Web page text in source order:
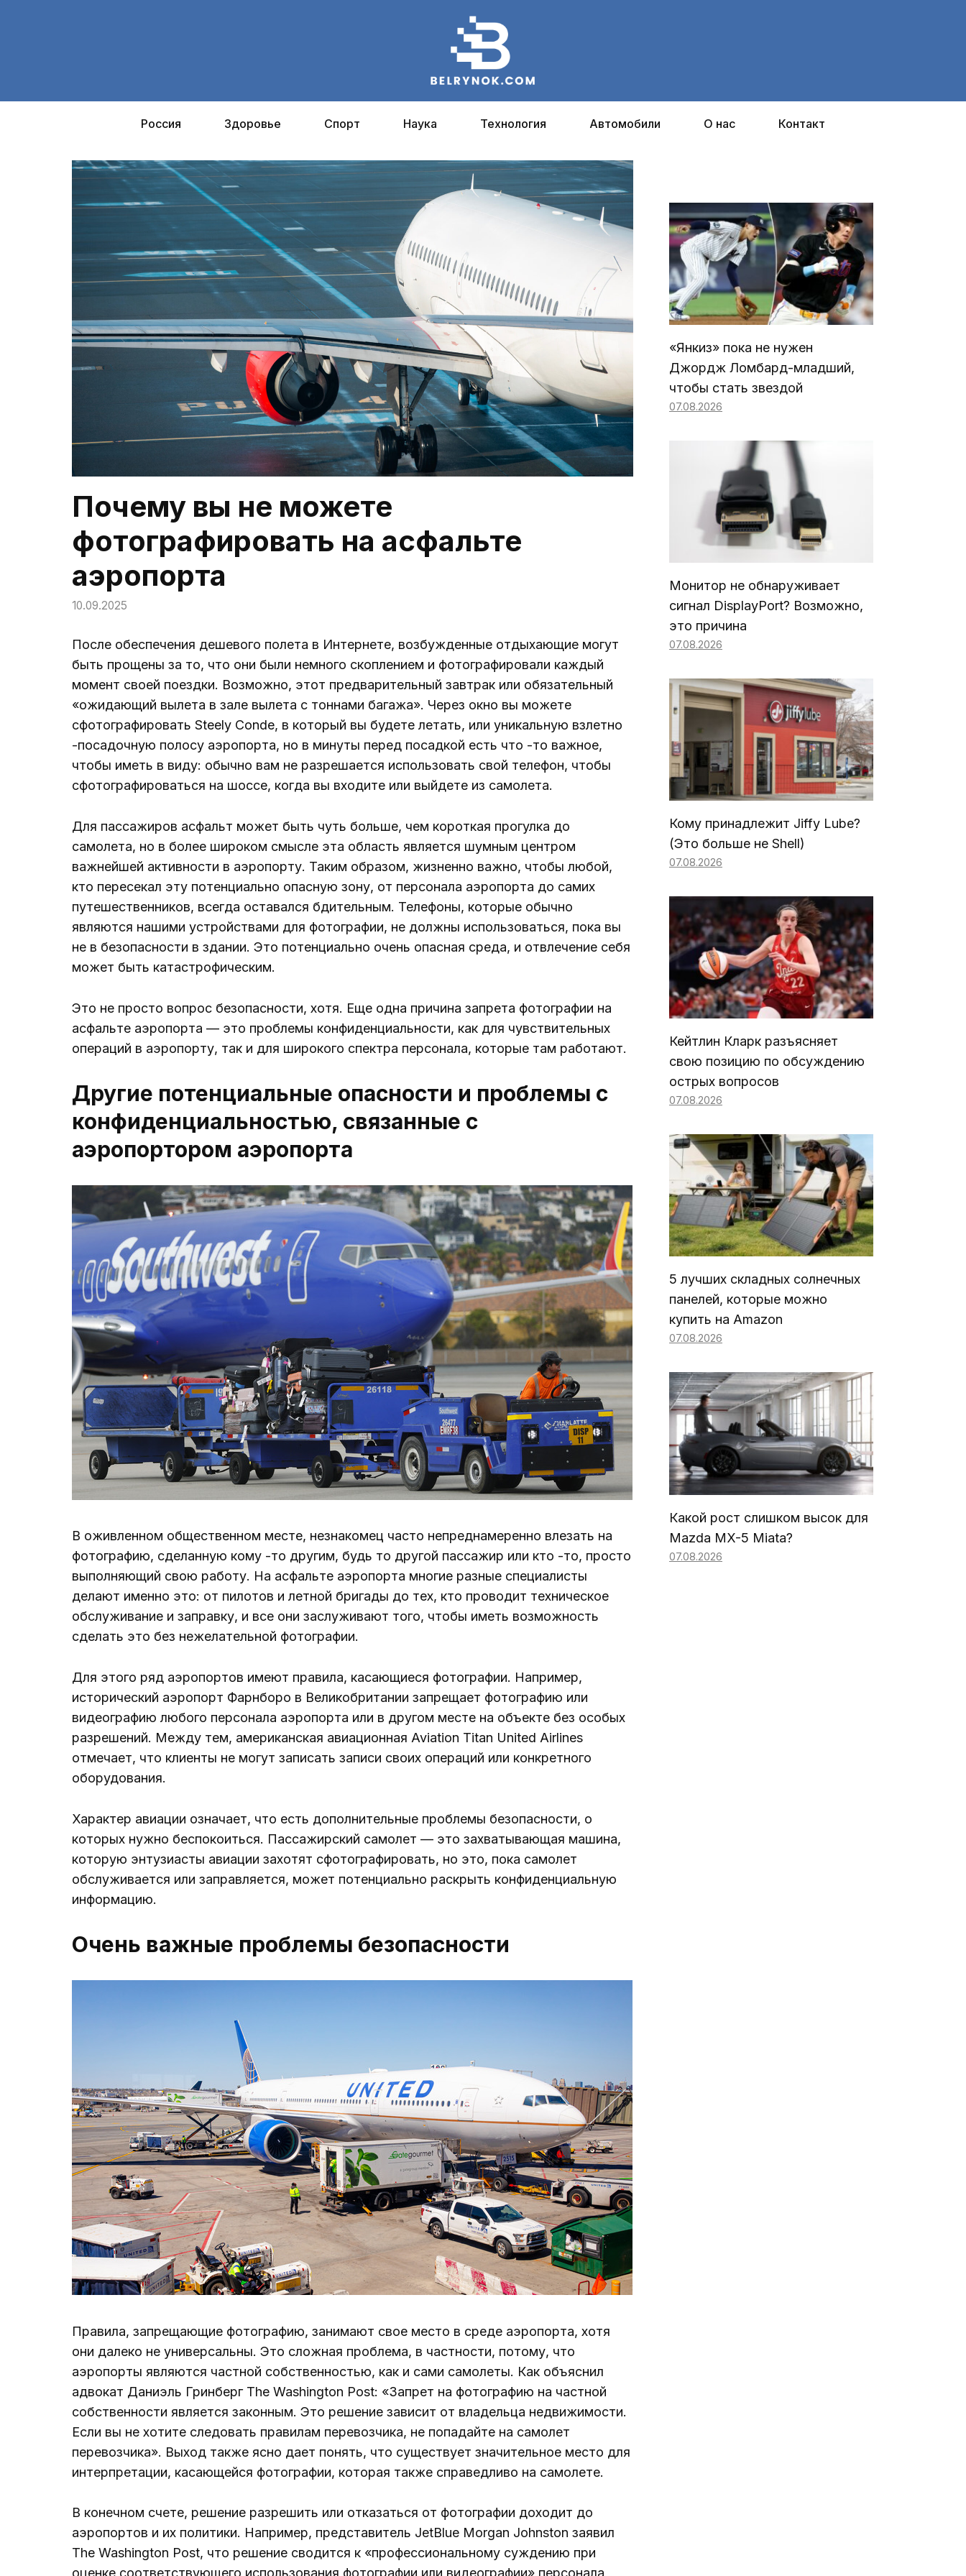
Россия Здоровье Спорт Наука Технология Автомобили О нас Контакт
Почему вы не можете
фотографировать на асфальте
аэропорта
10.09.2025
После обеспечения дешевого полета в Интернете, возбужденные отдыхающие могут
быть прощены за то, что они были немного скоплением и фотографировали каждый
момент своей поездки. Возможно, этот предварительный завтрак или обязательный
«ожидающий вылета в зале вылета с тоннами багажа». Через окно вы можете
сфотографировать Steely Conde, в который вы будете летать, или уникальную взлетно
-посадочную полосу аэропорта, но в минуты перед посадкой есть что -то важное,
чтобы иметь в виду: обычно вам не разрешается использовать свой телефон, чтобы
сфотографироваться на шоссе, когда вы входите или выйдете из самолета.
Для пассажиров асфальт может быть чуть больше, чем короткая прогулка до
самолета, но в более широком смысле эта область является шумным центром
важнейшей активности в аэропорту. Таким образом, жизненно важно, чтобы любой,
кто пересекал эту потенциально опасную зону, от персонала аэропорта до самих
путешественников, всегда оставался бдительным. Телефоны, которые обычно
являются нашими устройствами для фотографии, не должны использоваться, пока вы
не в безопасности в здании. Это потенциально очень опасная среда, и отвлечение себя
может быть катастрофическим.
Это не просто вопрос безопасности, хотя. Еще одна причина запрета фотографии на
асфальте аэропорта — это проблемы конфиденциальности, как для чувствительных
операций в аэропорту, так и для широкого спектра персонала, которые там работают.
Другие потенциальные опасности и проблемы с
конфиденциальностью, связанные с
аэропортором аэропорта
В оживленном общественном месте, незнакомец часто непреднамеренно влезать на
фотографию, сделанную кому -то другим, будь то другой пассажир или кто -то, просто
выполняющий свою работу. На асфальте аэропорта многие разные специалисты
делают именно это: от пилотов и летной бригады до тех, кто проводит техническое
обслуживание и заправку, и все они заслуживают того, чтобы иметь возможность
сделать это без нежелательной фотографии.
Для этого ряд аэропортов имеют правила, касающиеся фотографии. Например,
исторический аэропорт Фарнборо в Великобритании запрещает фотографию или
видеографию любого персонала аэропорта или в другом месте на объекте без особых
разрешений. Между тем, американская авиационная Aviation Titan United Airlines
отмечает, что клиенты не могут записать записи своих операций или конкретного
оборудования.
Характер авиации означает, что есть дополнительные проблемы безопасности, о
которых нужно беспокоиться. Пассажирский самолет — это захватывающая машина,
которую энтузиасты авиации захотят сфотографировать, но это, пока самолет
обслуживается или заправляется, может потенциально раскрыть конфиденциальную
информацию.
Очень важные проблемы безопасности
Правила, запрещающие фотографию, занимают свое место в среде аэропорта, хотя
они далеко не универсальны. Это сложная проблема, в частности, потому, что
аэропорты являются частной собственностью, как и сами самолеты. Как объяснил
адвокат Даниэль Гринберг The Washington Post: «Запрет на фотографию на частной
собственности является законным. Это решение зависит от владельца недвижимости.
Если вы не хотите следовать правилам перевозчика, не попадайте на самолет
перевозчика». Выход также ясно дает понять, что существует значительное место для
интерпретации, касающейся фотографии, которая также справедливо на самолете.
В конечном счете, решение разрешить или отказаться от фотографии доходит до
аэропортов и их политики. Например, представитель JetBlue Morgan Johnston заявил
The Washington Post, что решение сводится к «профессиональному суждению при
«Янкиз» пока не нужен
Джордж Ломбард-младший,
чтобы стать звездой
07.08.2026
Монитор не обнаруживает
сигнал DisplayPort? Возможно,
это причина
07.08.2026
Кому принадлежит Jiffy Lube?
(Это больше не Shell)
07.08.2026
Кейтлин Кларк разъясняет
свою позицию по обсуждению
острых вопросов
07.08.2026
5 лучших складных солнечных
панелей, которые можно
купить на Amazon
07.08.2026
Какой рост слишком высок для
Mazda MX-5 Miata?
07.08.2026